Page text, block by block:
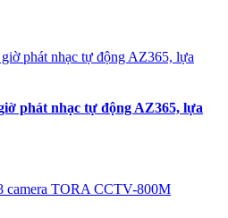
phát nhạc tự động AZ365, lựa